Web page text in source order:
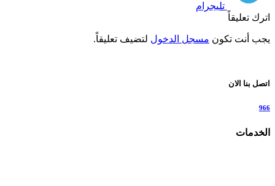
تليجرام
اترك تعليقاً
يجب أنت تكون مسجل الدخول لتضيف تعليقاً.
اتصل بنا الان
966
الخدمات